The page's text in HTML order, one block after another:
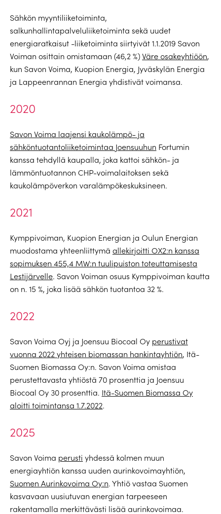
Sähkön myyntiliiketoiminta,
salkunhallintapalveluliiketoiminta sekä uudet
energiaratkaisut -liiketoiminta siirtyivät 1.1.2019 Savon
Voiman osittain omistamaan (46,2 %)Väre osakeyhtiöön,
kun Savon Voima, Kuopion Energia, Jyväskylän Energia
ja Lappeenrannan Energia yhdistivät voimansa.
2020
Savon Voima laajensi kaukolämpö- ja
sähköntuotantoliiketoimintaa Joensuuhun Fortumin
kanssa tehdyllä kaupalla, joka kattoi sähkön- ja
lämmöntuotannon CHP-voimalaitoksen sekä
kaukolämpöverkon varalämpökeskuksineen.
2021
Kymppivoiman, Kuopion Energian ja Oulun Energian
muodostama yhteenliittymä allekirjoitti OX2:n kanssa
sopimuksen 455,4 MW:n tuulipuiston toteuttamisesta
Lestijärvelle. Savon Voiman osuus Kymppivoiman kautta
on n. 15 %, joka lisää sähkön tuotantoa 32 %.
2022
Savon Voima Oyj ja Joensuu Biocoal Oy perustivat
vuonna 2022 yhteisen biomassan hankintayhtiön, Itä-
Suomen Biomassa Oy:n. Savon Voima omistaa
perustettavasta yhtiöstä 70 prosenttia ja Joensuu
Biocoal Oy 30 prosenttia. Itä-Suomen Biomassa Oy
aloitti toimintansa 1.7.2022.
2025
Savon Voima perusti yhdessä kolmen muun
energiayhtiön kanssa uuden aurinkovoimayhtiön,
Suomen Aurinkovoima Oy:n. Yhtiö vastaa Suomen
kasvavaan uusiutuvan energian tarpeeseen
rakentamalla merkittävästi lisää aurinkovoimaa.